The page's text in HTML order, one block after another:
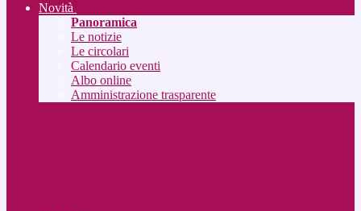
Novità
Panoramica
Le notizie
Le circolari
Calendario eventi
Albo online
Amministrazione trasparente